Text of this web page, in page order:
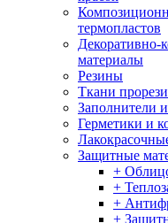
термопластов
Декоративно-
материалы
Резины
Ткани
Заполнители
Герметики и
Защитные
+
+
+
+